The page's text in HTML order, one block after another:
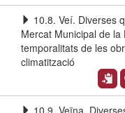
10.8. Veí. Diverses
Mercat Municipal de
temporalitats de les
climatització
10.9. Veïna.